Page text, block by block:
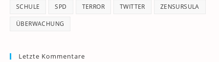
SCHULE SPD TERROR TWITTER ZENSURSULA
ÜBERWACHUNG
Letzte Kommentare